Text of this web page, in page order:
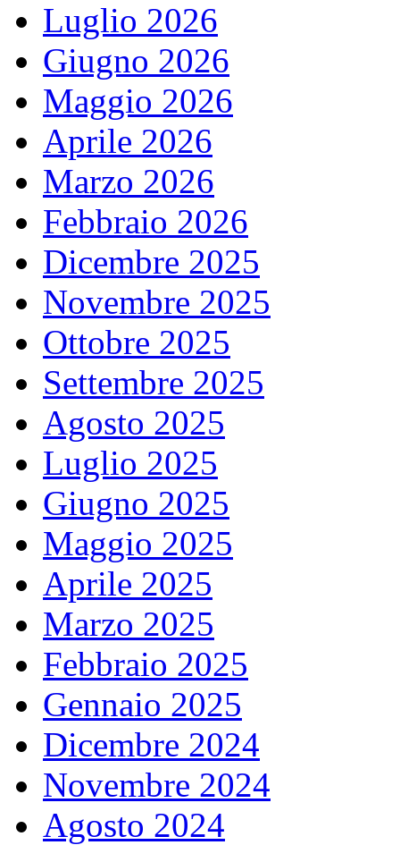
Luglio 2026
Giugno 2026
Maggio 2026
Aprile 2026
Marzo 2026
Febbraio 2026
Dicembre 2025
Novembre 2025
Ottobre 2025
Settembre 2025
Agosto 2025
Luglio 2025
Giugno 2025
Maggio 2025
Aprile 2025
Marzo 2025
Febbraio 2025
Gennaio 2025
Dicembre 2024
Novembre 2024
Agosto 2024